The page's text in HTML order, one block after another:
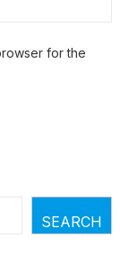
for the
SEARCH